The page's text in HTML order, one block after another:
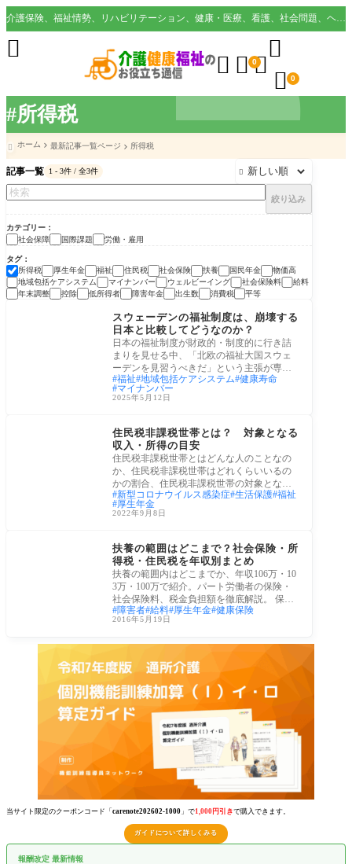
#所得税
介護保険、福祉情勢、リハビリテーション、健康・医療、看護、社会問題、ヘルスケア業界など様々な切り口から役立つ情報を配信。
  0

 0

 ホーム 最新記事一覧ページ 所得税
記事一覧 1 - 3件 / 全3件 
絞り込み
カテゴリー
社会保障
国際課題 労働・雇用
タグ
所得税
厚生年金 福祉 住民税 社会保険 扶養 国民年金
物価高
地域包括ケアシステム
マイナンバー ウェルビーイング 社会保険料
給料
年末調整
控除 低所得者 障害年金 出生数 消費税 平等
社会保障
スウェーデンの福祉制度は、崩壊する
日本と比較してどうなのか？
日本の福祉制度が財政的・制度的に行き詰
まりを見せる中、「北欧の福祉大国スウェ
ーデンを見習うべきだ」という主張が専門
家や政
福祉 地域包括ケアシステム 健康寿命
マイナンバー
2025年5月12日
住民税非課税世帯とは？ 対象となる
収入・所得の目安
住民税非課税世帯とはどんな人のことなの
か、住民税非課税世帯はどれくらいいるの
かの割合、住民税非課税世帯の対象となる
収入・
新型コロナウイルス感染症 生活保護 福祉
厚生年金
2022年9月8日
扶養の範囲はどこまで？社会保険・所
得税・住民税を年収別まとめ
扶養の範囲内はどこまでか、年収106万・10
3万・100万で紹介。パート労働者の保険・
社会保険料、税金負担額を徹底解説。 保険
料金・
障害者 給料 厚生年金 健康保険
2016年5月19日
当サイト限定のクーポンコード「 carenote202602-1000 」で1,000円引きで購入できます。
ガイドについて詳しくみる
報酬改定 最新情報